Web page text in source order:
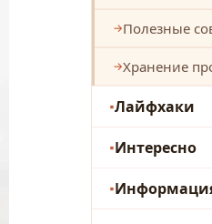
Полезные
Хранение
Лайфхаки
Интересно